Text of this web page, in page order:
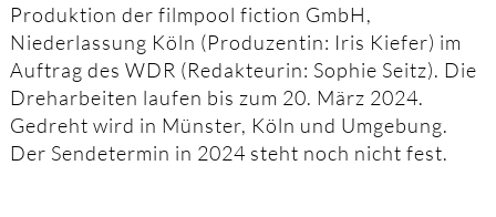
Produktion der filmpool fiction GmbH,
Niederlassung Köln (Produzentin: Iris Kiefer) im
Auftrag des WDR (Redakteurin: Sophie Seitz). Die
Dreharbeiten laufen bis zum 20. März 2024.
Gedreht wird in Münster, Köln und Umgebung.
Der Sendetermin in 2024 steht noch nicht fest.